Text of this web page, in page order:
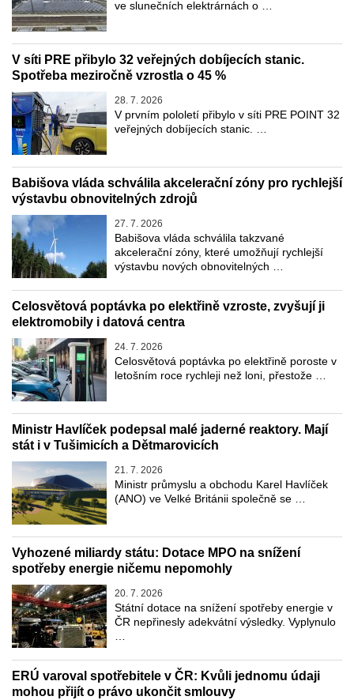
ve slunečních elektrárnách o …
V síti PRE přibylo 32 veřejných dobíjecích stanic.
Spotřeba meziročně vzrostla o 45 %
28. 7. 2026
V prvním pololetí přibylo v síti PRE POINT 32
veřejných dobíjecích stanic. …
Babišova vláda schválila akcelerační zóny pro rychlejší
výstavbu obnovitelných zdrojů
27. 7. 2026
Babišova vláda schválila takzvané
akcelerační zóny, které umožňují rychlejší
výstavbu nových obnovitelných …
Celosvětová poptávka po elektřině vzroste, zvyšují ji
elektromobily i datová centra
24. 7. 2026
Celosvětová poptávka po elektřině poroste v
letošním roce rychleji než loni, přestože …
Ministr Havlíček podepsal malé jaderné reaktory. Mají
stát i v Tušimicích a Dětmarovicích
21. 7. 2026
Ministr průmyslu a obchodu Karel Havlíček
(ANO) ve Velké Británii společně se …
Vyhozené miliardy státu: Dotace MPO na snížení
spotřeby energie ničemu nepomohly
20. 7. 2026
Státní dotace na snížení spotřeby energie v
ČR nepřinesly adekvátní výsledky. Vyplynulo
…
ERÚ varoval spotřebitele v ČR: Kvůli jednomu údaji
mohou přijít o právo ukončit smlouvy